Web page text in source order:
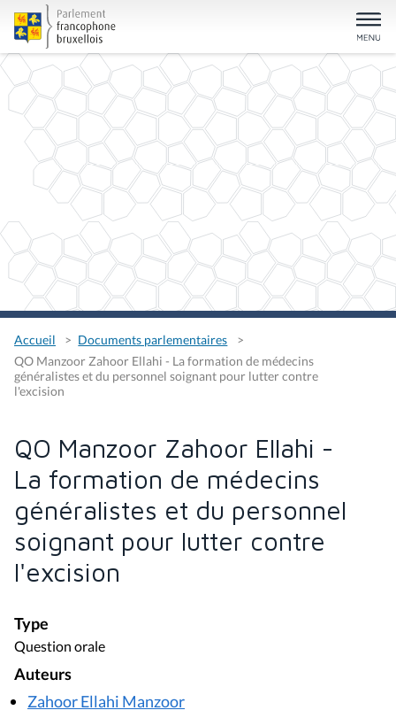
Accueil
Documents parlementaires
QO Manzoor Zahoor Ellahi - La formation de médecins
généralistes et du personnel soignant pour lutter contre
l'excision
QO Manzoor Zahoor Ellahi -
La formation de médecins
généralistes et du personnel
soignant pour lutter contre
l'excision
Type
Question orale
Auteurs
Zahoor Ellahi Manzoor